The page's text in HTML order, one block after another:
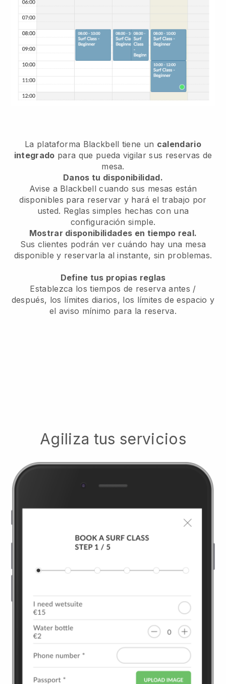
La plataforma Blackbell tiene un calendario
integrado para que pueda vigilar sus reservas de
mesa.
Danos tu disponibilidad.
Avise a Blackbell cuando sus mesas están
disponibles para reservar y hará el trabajo por
usted. Reglas simples hechas con una
configuración simple.
Mostrar disponibilidades en tiempo real.
Sus clientes podrán ver cuándo hay una mesa
disponible y reservarla al instante, sin problemas.
Define tus propias reglas
Establezca los tiempos de reserva antes /
después, los límites diarios, los límites de espacio y
el aviso mínimo para la reserva.
Agiliza tus servicios